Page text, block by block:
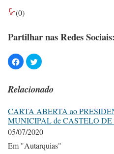
(0)
Partilhar nas Redes Sociais:
Relacionado
CARTA ABERTA ao
MUNICIPAL de CASTELO DE
05/07/2020
Em "Autarquias"